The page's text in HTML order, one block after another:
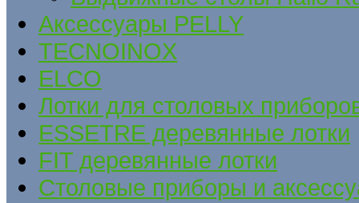
Аксессуары PELLY
TECNOINOX
ELCO
Лотки для столовых
ESSETRE деревянные лотки
FIT деревянные лотки
Столовые приборы и